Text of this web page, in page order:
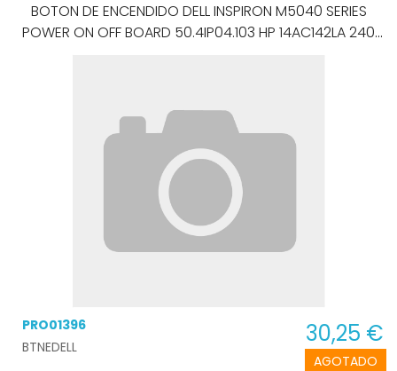
BOTON DE ENCENDIDO DELL INSPIRON M5040 SERIES
POWER ON OFF BOARD 50.4IP04.103 HP 14AC142LA 240
AGOTADO
PRO01396
BTNEDELL
30,25 €